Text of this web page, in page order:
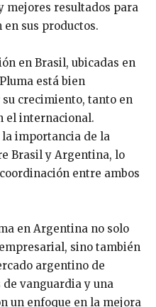
mejores resultados para
sus productos.
en Brasil, ubicadas en
está bien
crecimiento, tanto en
el internacional.
importancia de la
Brasil y Argentina, lo
entre ambos
en Argentina no solo
sino también
argentino de
vanguardia y una
un enfoque en la mejora